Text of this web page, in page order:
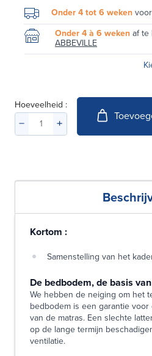
Onder 4 tot 6 weken
Onder 4 à 6 wekenaf te
ABBEVILLE
Hoeveelheid :
Kortom :
Samenstelling van het
De bedbodem, de basis
We hebben de neiging om het
bedbodem is een garantie
van de matras. Een slechte
op de lange termijn
ventilatie.